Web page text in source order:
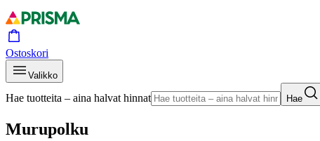
Ostoskori
Valikko
Hae tuotteita – aina halvat hinnat Hae
Murupolku